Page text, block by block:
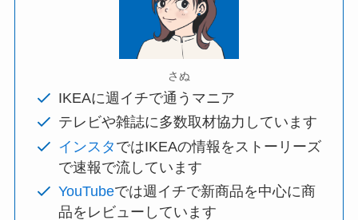
さぬ
IKEAに週イチで通うマニア
テレビや雑誌に多数取材協力しています
インスタ ではIKEAの情報をストーリーズ
で速報で流しています
YouTubeでは週イチで新商品を中心に商
品をレビューしています